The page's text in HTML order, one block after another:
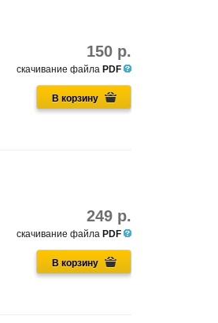
150 р.
скачивание файла PDF
В корзину
249 р.
скачивание файла PDF
В корзину